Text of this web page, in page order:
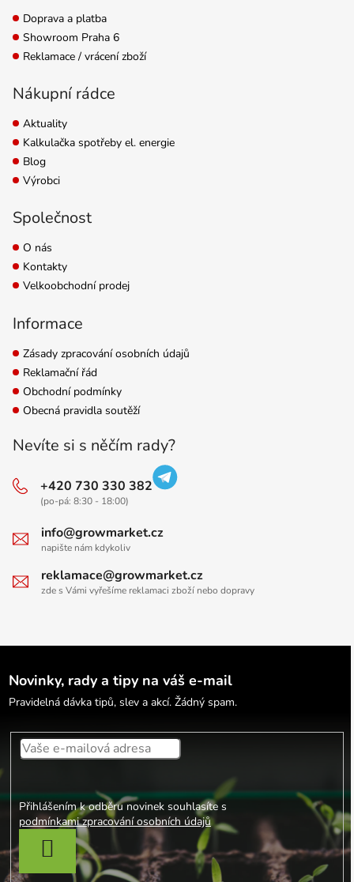
Doprava a platba
Showroom Praha 6
Reklamace / vrácení zboží
Nákupní rádce
Aktuality
Kalkulačka spotřeby el. energie
Blog
Výrobci
Společnost
O nás
Kontakty
Velkoobchodní prodej
Informace
Zásady zpracování osobních údajů
Reklamační řád
Obchodní podmínky
Obecná pravidla soutěží
Nevíte si s něčím rady?
+420 730 330 382
(po-pá: 8:30 - 18:00)
info@growmarket.cz
napište nám kdykoliv
reklamace@growmarket.cz
zde s Vámi vyřešíme reklamaci zboží nebo dopravy
Novinky, rady a tipy na váš e-mail
Pravidelná dávka tipů, slev a akcí. Žádný spam.
Přihlášením k odběru novinek souhlasíte s
podmínkami zpracování osobních údajů
PŘIHLÁSIT SE